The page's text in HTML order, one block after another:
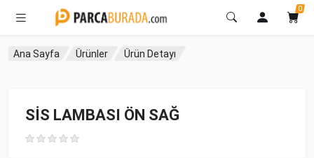
0
Ana Sayfa Ürünler Ürün Detayı
SİS LAMBASI ÖN SAĞ